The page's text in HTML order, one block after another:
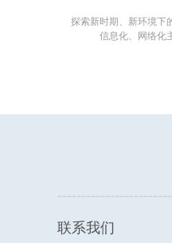
探索新时期、新环境下
信息化、网络化
联系我们